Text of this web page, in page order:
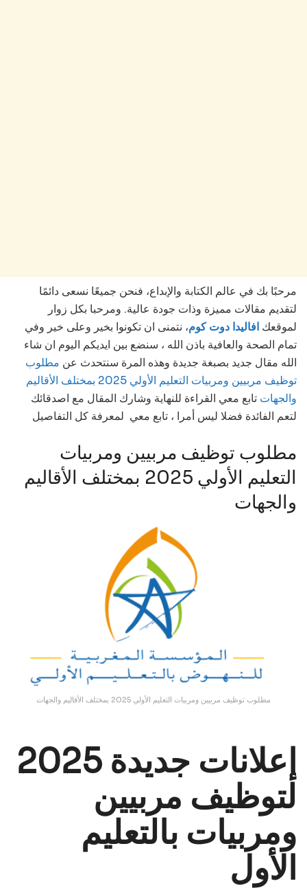
مرحبًا بك في عالم الكتابة والإبداع، فنحن جميعًا نسعى دائمًا
لتقديم مقالات مميزة وذات جودة عالية. ومرحبا بكل زوار
لموقعك افاليدا دوت كوم، نتمنى ان تكونوا بخير وعلى خير وفي
تمام الصحة والعافية باذن الله ، سنضع بين ايديكم اليوم ان شاء
الله مقال جديد بصبغة جديدة وهذه المرة سنتحدث عن مطلوب
توظيف مربيين ومربيات التعليم الأولي 2025 بمختلف الأقاليم
والجهات تابع معي القراءة للنهاية وشارك المقال مع اصدقائك
لتعم الفائدة فضلا ليس أمرا ، تابع معي لمعرفة كل التفاصيل
مطلوب توظيف مربيين ومربيات
التعليم الأولي 2025 بمختلف الأقاليم
والجهات
مطلوب توظيف مربيين ومربيات التعليم الأولي 2025 بمختلف الأقاليم والجهات
2025 إعلانات جديدة
لتوظيف مربيين
ومربيات بالتعليم
الأول